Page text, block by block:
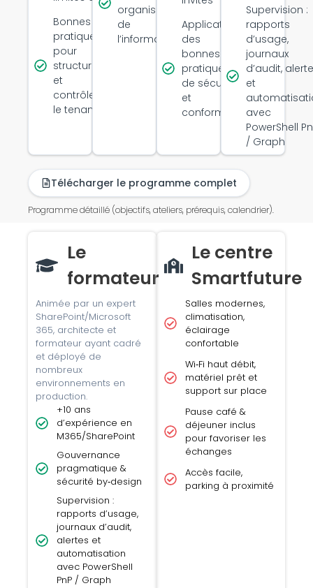
Bonnes
pratiques
pour
structurer
et
contrôler
le tenant
organisation
de
l’information
Application
des
bonnes
pratiques
de sécurité
et
conformité
Supervision :
rapports
d’usage,
journaux
d’audit,
et
avec
PowerShell
/ Graph
Télécharger le programme complet
Programme détaillé (objectifs, ateliers, prérequis, calendrier).
Le
formateur
Animée par un expert
SharePoint/Microsoft
365, architecte et
formateur ayant cadré
et déployé de
nombreux
environnements en
production.
+10 ans
d’expérience en
M365/SharePoint
Gouvernance
pragmatique &
sécurité by‑design
Supervision :
rapports d’usage,
journaux d’audit,
alertes et
automatisation
avec PowerShell
PnP / Graph
Le centre
Smartfuture
Salles modernes,
climatisation,
éclairage
confortable
Wi‑Fi haut débit,
matériel prêt et
support sur place
Pause café &
déjeuner inclus
pour favoriser les
échanges
Accès facile,
parking à proximité